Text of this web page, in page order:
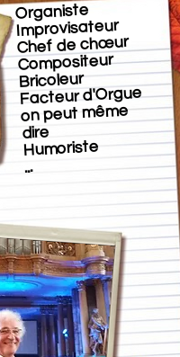
Organiste
Improvisateur
Chef de chœur
Compositeur
Bricoleur
Facteur d'Orgue
on peut même
dire
Humoriste
...